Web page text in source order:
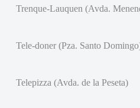
Trenque-Lauquen (Avda.
Tele-doner (Pza. Santo
Telepizza (Avda. de la Peseta)